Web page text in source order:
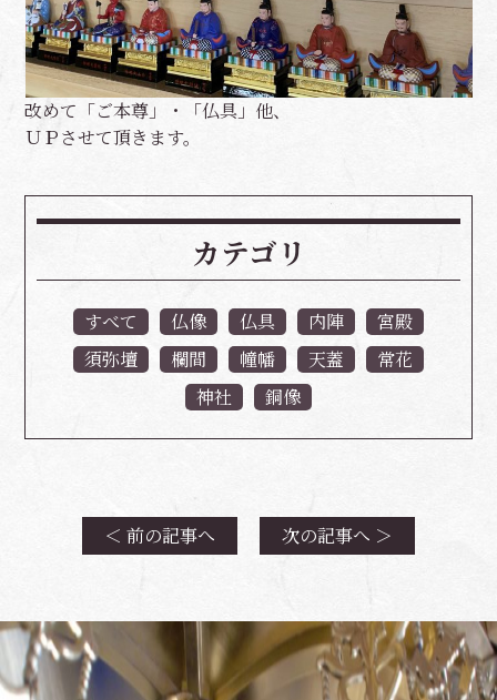
改めて「ご本尊」・「仏具」他、
ＵＰさせて頂きます。
カテゴリ
すべて 仏像 仏具 内陣
宮殿
須弥壇
欄間 幢幡 天蓋
常花
神社
銅像
＜ 前の記事へ 次の記事へ ＞